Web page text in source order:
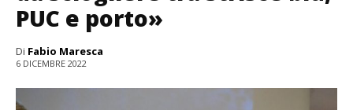
PUC e porto»
Di Fabio Maresca
6 DICEMBRE 2022